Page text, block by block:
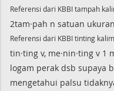
Referensi dari KBBI tampah
2tam·pah n satuan
Referensi dari KBBI tinting
tin·ting v, me·nin·ting v
logam perak dsb supaya
mengetahui palsu